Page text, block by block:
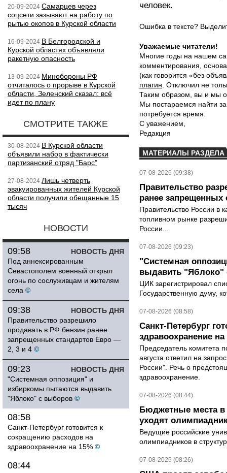
20-09-2024 Самарцев через
соцсети зазывают на работу по
рытью окопов в Курской области
16-09-2024 В Белгородской и
Курской областях объявляли
ракетную опасность
13-09-2024 Минобороны РФ
отчиталось о прорыве в Курской
области, Зеленский сказал: всё
идет по плану
СМОТРИТЕ ТАКЖЕ
30-08-2024 В Курской области
объявили набор в фактически
партизанский отряд "Барс"
27-08-2024 Лишь четверть
эвакуированных жителей Курской
области получили обещанные 15
тысяч
НОВОСТИ
НОВОСТЬ ДНЯ
09:58
Под аннексированным
Севастополем военный открыл
огонь по сослуживцам и жителям
села ©
НОВОСТЬ ДНЯ
09:38
Правительство разрешило
продавать в РФ бензин ранее
запрещенных стандартов Евро —
2, 3 и 4 ©
НОВОСТЬ ДНЯ
09:23
"Системная оппозиция" и
избиркомы пытаются выдавить
"Яблоко" с выборов ©
08:58
Санкт-Петербург готовится к
сокращению расходов на
здравоохранение на 15% ©
08:44
человек.
Ошибка в тексте?
Уважаемые читатели!
Многие годы на нашем
комментирования,
(как говорится «без
плагин . Отключил не
Таким образом, вы и мы
Мы постараемся найти
потребуется время.
С уважением,
Редакция
МАТЕРИАЛЫ РАЗДЕЛА
07-08-2026 (09:38)
Правительство
ранее запрещенных
Правительство России в
топливном рынке
России...
07-08-2026 (09:23)
"Системная
выдавить "Яблоко"
ЦИК зарегистрировал
Государственную думу,
07-08-2026 (08:58)
Санкт-Петербург
здравоохранение на
Председатель комитета
августа ответил на
России". Речь о
здравоохранение.
07-08-2026 (08:44)
Бюджетные места в
уходят
Ведущие российские
олимпиадников в
07-08-2026 (08:26)